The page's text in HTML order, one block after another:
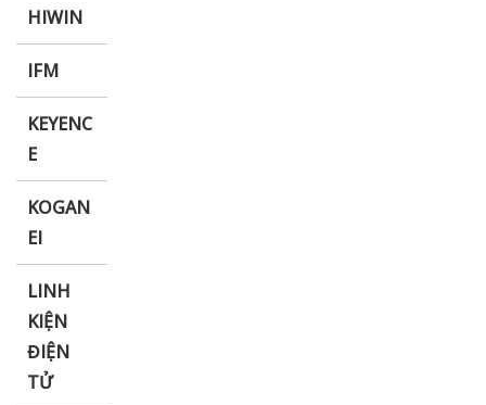
HIWIN
IFM
KEYENC
E
KOGAN
EI
LINH
KIỆN
ĐIỆN
TỬ